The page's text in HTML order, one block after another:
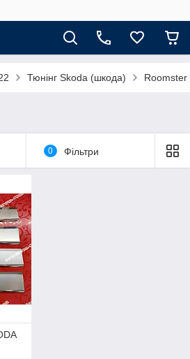
Тюнінг Skoda (шкода) Roomster
0 Фільтри